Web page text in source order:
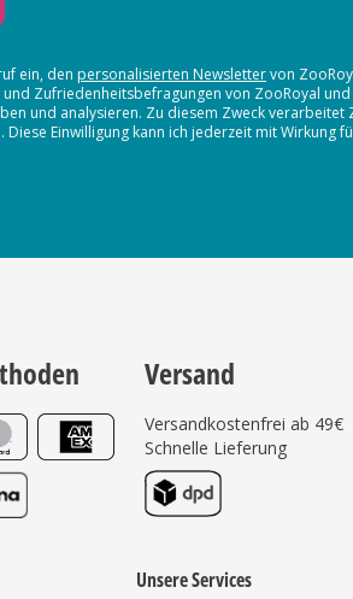
ein, den personalisierten Newslettervon
Zufriedenheitsbefragungen von ZooRoyal und
und analysieren. Zu diesem Zweck
Einwilligung kann ich jederzeit mit
Versand
Versandkostenfrei ab 49€
Schnelle Lieferung
Unsere Services